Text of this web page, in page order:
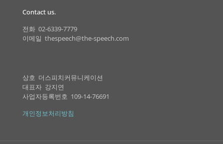
Contact us.
전화 02-6339-7779
이메일 thespeech@the-speech.com
상호 더스피치커뮤니케이션
대표자 강지연
사업자등록번호 109-14-76691
개인정보처리방침